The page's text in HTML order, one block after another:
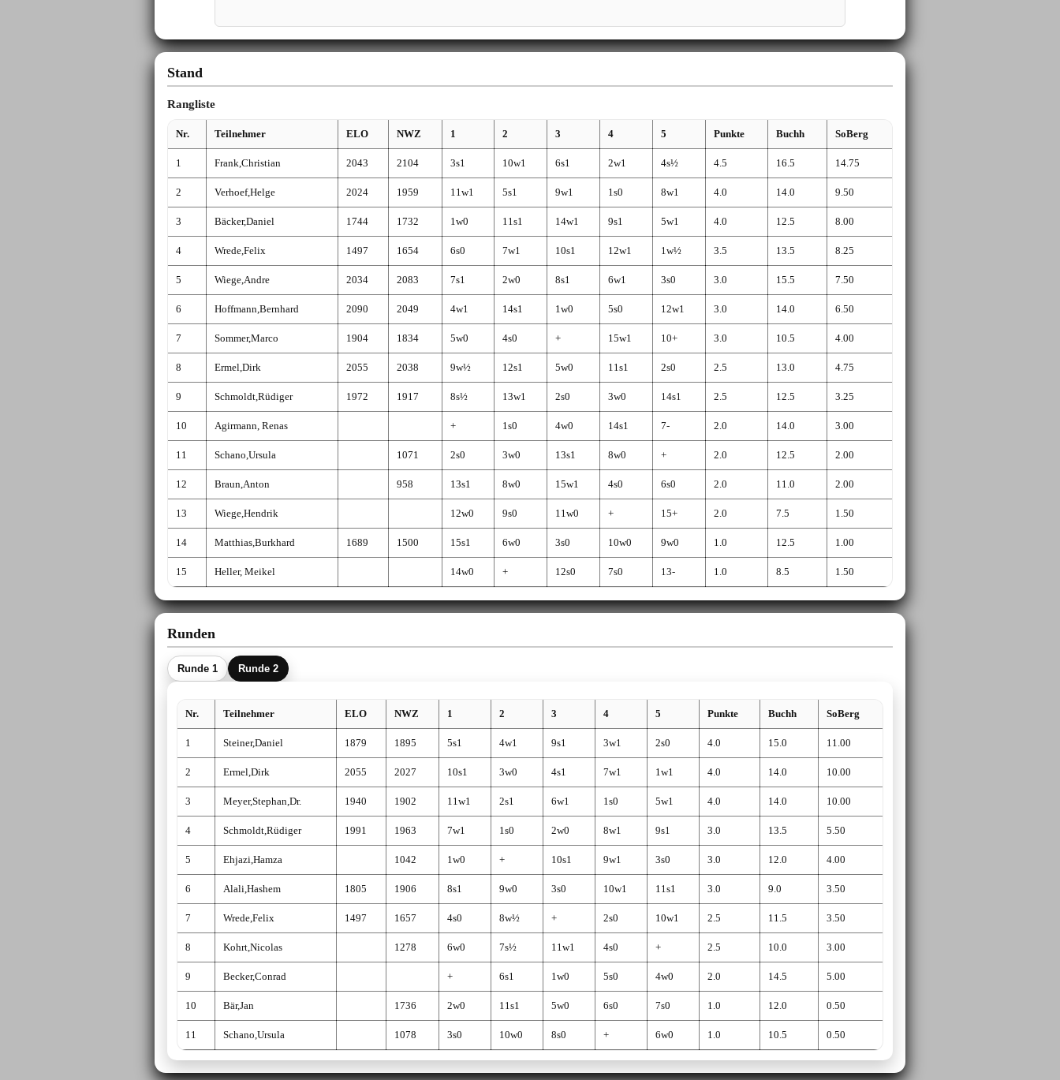
Stand
Rangliste
Nr. Teilnehmer ELO NWZ 1 2 3 4 5 Punkte Buchh SoBerg
1 Frank,Christian 2043 2104 3s1 10w1 6s1 2w1 4s½ 4.5 16.5 14.75
2 Verhoef,Helge 2024 1959 11w1 5s1 9w1 1s0 8w1 4.0 14.0 9.50
3 Bäcker,Daniel 1744 1732 1w0 11s1 14w1 9s1 5w1 4.0 12.5 8.00
4 Wrede,Felix 1497 1654 6s0 7w1 10s1 12w1 1w½ 3.5 13.5 8.25
5 Wiege,Andre 2034 2083 7s1 2w0 8s1 6w1 3s0 3.0 15.5 7.50
6 Hoffmann,Bernhard 2090 2049 4w1 14s1 1w0 5s0 12w1 3.0 14.0 6.50
7 Sommer,Marco 1904 1834 5w0 4s0 + 15w1 10+ 3.0 10.5 4.00
8 Ermel,Dirk 2055 2038 9w½ 12s1 5w0 11s1 2s0 2.5 13.0 4.75
9 Schmoldt,Rüdiger 1972 1917 8s½ 13w1 2s0 3w0 14s1 2.5 12.5 3.25
10 Agirmann, Renas + 1s0 4w0 14s1 7- 2.0 14.0 3.00
11 Schano,Ursula 1071 2s0 3w0 13s1 8w0 + 2.0 12.5 2.00
12 Braun,Anton 958 13s1 8w0 15w1 4s0 6s0 2.0 11.0 2.00
13 Wiege,Hendrik 12w0 9s0 11w0 + 15+ 2.0 7.5 1.50
14 Matthias,Burkhard 1689 1500 15s1 6w0 3s0 10w0 9w0 1.0 12.5 1.00
15 Heller, Meikel 14w0 + 12s0 7s0 13- 1.0 8.5 1.50
Runden
Runde 1 Runde 2
Nr. Teilnehmer ELO NWZ 1 2 3 4 5 Punkte Buchh SoBerg
1 Steiner,Daniel 1879 1895 5s1 4w1 9s1 3w1 2s0 4.0 15.0 11.00
2 Ermel,Dirk 2055 2027 10s1 3w0 4s1 7w1 1w1 4.0 14.0 10.00
3 Meyer,Stephan,Dr. 1940 1902 11w1 2s1 6w1 1s0 5w1 4.0 14.0 10.00
4 Schmoldt,Rüdiger 1991 1963 7w1 1s0 2w0 8w1 9s1 3.0 13.5 5.50
5 Ehjazi,Hamza 1042 1w0 + 10s1 9w1 3s0 3.0 12.0 4.00
6 Alali,Hashem 1805 1906 8s1 9w0 3s0 10w1 11s1 3.0 9.0 3.50
7 Wrede,Felix 1497 1657 4s0 8w½ + 2s0 10w1 2.5 11.5 3.50
8 Kohrt,Nicolas 1278 6w0 7s½ 11w1 4s0 + 2.5 10.0 3.00
9 Becker,Conrad + 6s1 1w0 5s0 4w0 2.0 14.5 5.00
10 Bär,Jan 1736 2w0 11s1 5w0 6s0 7s0 1.0 12.0 0.50
11 Schano,Ursula 1078 3s0 10w0 8s0 + 6w0 1.0 10.5 0.50